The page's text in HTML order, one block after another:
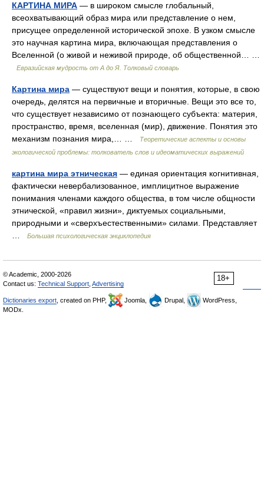
КАРТИНА МИРА — в широком смысле глобальный,
всеохватывающий образ мира или представление о нем,
присущее определенной исторической эпохе. В узком смысле
это научная картина мира, включающая представления о
Вселенной (о живой и неживой природе, об общественной… …
Евразийская мудрость от А до Я. Толковый словарь
Картина мира — существуют вещи и понятия, которые, в свою
очередь, делятся на первичные и вторичные. Вещи это все то,
что существует независимо от познающего субъекта: материя,
пространство, время, вселенная (мир), движение. Понятия это
механизм познания мира,… …
Теоретические аспекты и основы
экологической проблемы: толкователь слов и идеоматических выражений
картина мира этническая — единая ориентация когнитивная,
фактически невербализованное, имплицитное выражение
понимания членами каждого общества, в том числе общности
этнической, «правил жизни», диктуемых социальными,
природными и «сверхъестественными» силами. Представляет
Большая психологическая энциклопедия
18+
© Academic, 2000-2026
Contact us: Technical Support Advertising
Dictionaries export , created on PHP, Joomla, Drupal,
WordPress,
MODx.